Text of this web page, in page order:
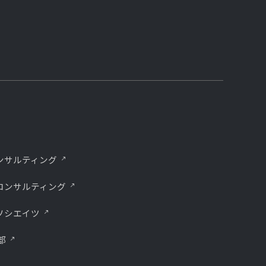
サルティング
ンサルティング
シエイツ